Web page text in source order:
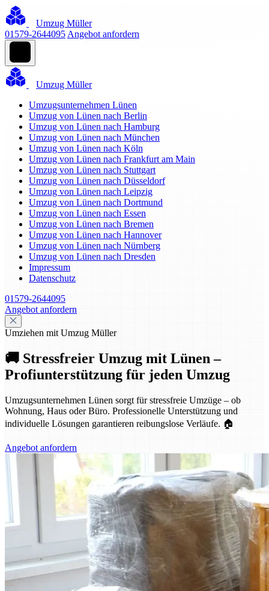
Umzug Müller
01579-2644095 Angebot anfordern
Umzug Müller
Umzugsunternehmen Lünen
Umzug von Lünen nach Berlin
Umzug von Lünen nach Hamburg
Umzug von Lünen nach München
Umzug von Lünen nach Köln
Umzug von Lünen nach Frankfurt am Main
Umzug von Lünen nach Stuttgart
Umzug von Lünen nach Düsseldorf
Umzug von Lünen nach Leipzig
Umzug von Lünen nach Dortmund
Umzug von Lünen nach Essen
Umzug von Lünen nach Bremen
Umzug von Lünen nach Hannover
Umzug von Lünen nach Nürnberg
Umzug von Lünen nach Dresden
Impressum
Datenschutz
01579-2644095
Angebot anfordern
Umziehen mit Umzug Müller
🚚 Stressfreier Umzug mit Lünen –
Profiunterstützung für jeden Umzug
Umzugsunternehmen Lünen sorgt für stressfreie Umzüge – ob
Wohnung, Haus oder Büro. Professionelle Unterstützung und
individuelle Lösungen garantieren reibungslose Verläufe. 🏠
Angebot anfordern